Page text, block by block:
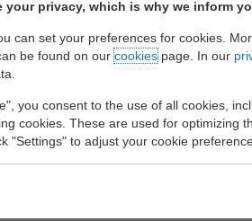
your privacy, which is why we inform
can set your preferences for cookies.
be found on ourcookiespage. In our
you consent to the use of all cookies,
cookies. These are used for optimizing
"Settings" to adjust your cookie
- ContainerTrucking Limburg (CTL)
Limburg (CTL) zoekt
regionaal vervoer van zeecontainers vanaf
lossen
communicatie met de planners